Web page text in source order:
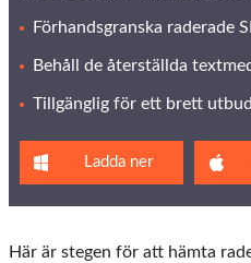
Förhandsgranska raderade
Behåll de återställda
Tillgänglig för ett brett
Ladda ner
Här är stegen för att hämta